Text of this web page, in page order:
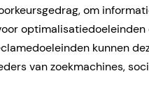
om
optimalisatiedoeleinden
kunnen
van zoekmachines,
Doorgaans gereed voor
PARODONTAX